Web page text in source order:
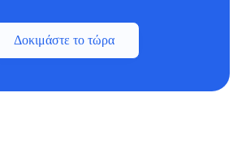
Δοκιμάστε το τώρα